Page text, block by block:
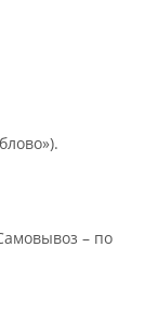
– по